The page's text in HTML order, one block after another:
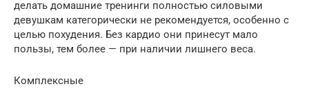
делать домашние тренинги полностью силовыми
девушкам категорически не рекомендуется, особенно с
целью похудения. Без кардио они принесут мало
пользы, тем более — при наличии лишнего веса.
Комплексные